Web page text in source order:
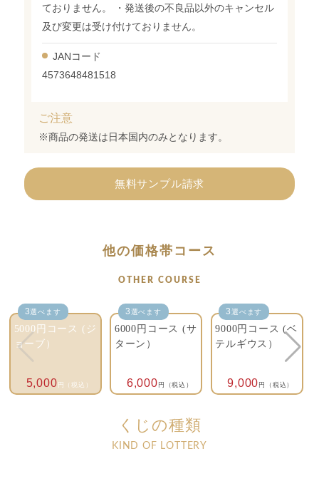
ておりません。 ・発送後の不良品以外のキャンセル
及び変更は受け付けておりません。
JANコード
4573648481518
ご注意
※商品の発送は日本国内のみとなります。
無料サンプル請求
他の価格帯コース
OTHER COURSE
5000円コース (ジ
ョーブ）
5,000 円（税込）
3選べます
6000円コース (サ
ターン）
6,000 円（税込）
3 選べます
9000円コース (ベ
テルギウス）
9,000 円（税込）
3 選べます
くじの種類
KIND OF LOTTERY